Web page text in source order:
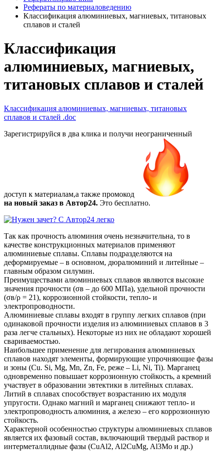
Рефераты по материаловедению
Классификация алюминиевых, магниевых, титановых
сплавов и сталей
Классификация
алюминиевых, магниевых,
титановых сплавов и сталей
Классификация алюминиевых, магниевых, титановых
сплавов и сталей .doc
Зарегистрируйся в два клика и получи неограниченный
доступ к материалам,а также промокод
на новый заказ в Автор24. Это бесплатно.
Так как прочность алюминия очень незначительна, то в
качестве конструкционных материалов применяют
алюминиевые сплавы. Сплавы подразделяются на
деформируемые – в основном, дюралюминий и литейные –
главным образом силумин.
Преимуществами алюминиевых сплавов являются высокие
значения прочности (σв – до 600 МПа), удельной прочности
(σв/ρ = 21), коррозионной стойкости, тепло- и
электропроводности.
Алюминиевые сплавы входят в группу легких сплавов (при
одинаковой прочности изделия из алюминиевых сплавов в 3
раза легче стальных). Некоторые из них не обладают хорошей
свариваемостью.
Наибольшее применение для легирования алюминиевых
сплавов находят элементы, формирующие упрочняющие фазы
и зоны (Cu. Si, Mg, Mn, Zn, Fe, реже – Li, Ni, Ti). Марганец
одновременно повышает коррозионную стойкость, а кремний
участвует в образовании эвтектики в литейных сплавах.
Литий в сплавах способствует возрастанию их модуля
упругости. Однако магний и марганец снижают тепло- и
электропроводность алюминия, а железо – его коррозионную
стойкость.
Характерной особенностью структуры алюминиевых сплавов
является их фазовый состав, включающий твердый раствор и
интерметаллидные фазы (CuAl2, Al2CuMg, Al3Mo и др.)